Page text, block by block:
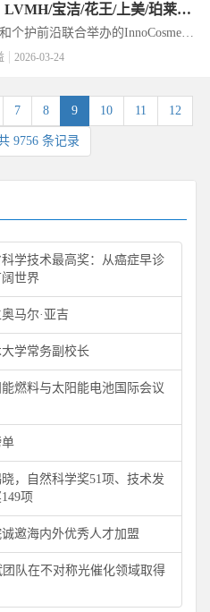
LVMH/宝洁/花王/上美/珀莱雅
牌方都在这里！速抢最后50
方免费预登记名额！
个护前沿联合举办的InnoCosme
届中国国际护肤技术论坛将于
以 “科技破界 细胞...
2026-03-24
7 8 9 10 11 12
9756 条记录
学技术最高奖：从癌症早诊
世界
马尔·亚吉
学常务副校长
燃料与太阳能电池国际会议
单
，自然科学奖51项、技术发
项
邀海内外优秀人才加盟
团队在不对称光催化领域取得